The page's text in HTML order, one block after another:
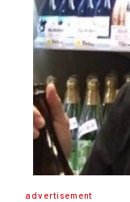
advertisement